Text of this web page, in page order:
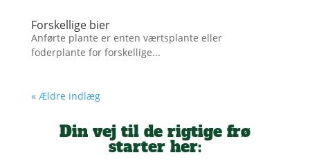
Forskellige bier
Anførte plante er enten værtsplante eller
foderplante for forskellige...
« Ældre indlæg
Din vej til de rigtige frø
starter her: